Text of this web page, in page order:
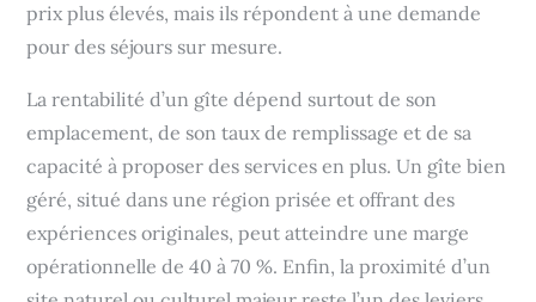
prix plus élevés, mais ils répondent à une demande
pour des séjours sur mesure.
La rentabilité d’un gîte dépend surtout de son
emplacement, de son taux de remplissage et de sa
capacité à proposer des services en plus. Un gîte bien
géré, situé dans une région prisée et offrant des
expériences originales, peut atteindre une marge
opérationnelle de 40 à 70 %. Enfin, la proximité d’un